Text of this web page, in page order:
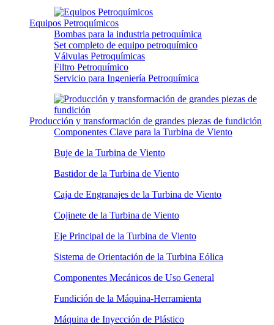
Equipos Petroquímicos
Bombas para la industria petroquímica
Set completo de equipo petroquímico
Válvulas Petroquímicas
Filtro Petroquímico
Servicio para Ingeniería Petroquímica
Producción y transformación de grandes piezas de fundición
Componentes Clave para la Turbina de Viento
Buje de la Turbina de Viento
Bastidor de la Turbina de Viento
Caja de Engranajes de la Turbina de Viento
Cojinete de la Turbina de Viento
Eje Principal de la Turbina de Viento
Sistema de Orientación de la Turbina Eólica
Componentes Mecánicos de Uso General
Fundición de la Máquina-Herramienta
Máquina de Inyección de Plástico